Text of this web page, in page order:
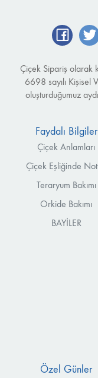
Çiçek Sipariş olarak
6698 sayılı Kişisel
oluşturduğumuz
Faydalı Bilgiler
Çiçek Anlamları
Çiçek Eşliğinde
Teraryum Bakımı
Orkide Bakımı
BAYİLER
Özel Günler